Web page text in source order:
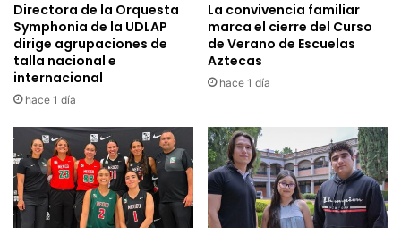
Directora de la Orquesta
Symphonia de la UDLAP
dirige agrupaciones de
talla nacional e
internacional
hace 1 día
La convivencia familiar
marca el cierre del Curso
de Verano de Escuelas
Aztecas
hace 1 día